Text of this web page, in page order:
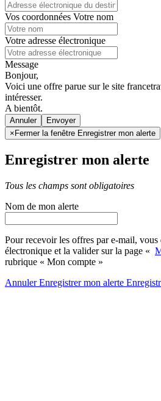
Vos coordonnées Votre nom
Votre adresse électronique
Message
Bonjour,
Voici une offre parue sur le site
intéresser.
A bientôt.
Annuler
× Fermer la fenêtre Enregistrer mon alerte
Enregistrer mon alerte
Tous les champs sont obligatoires
Nom de mon alerte
Pour recevoir les offres par e-mail, vous
électronique et la valider sur la page «
rubrique « Mon compte »
AnnulerEnregistrer mon alerte